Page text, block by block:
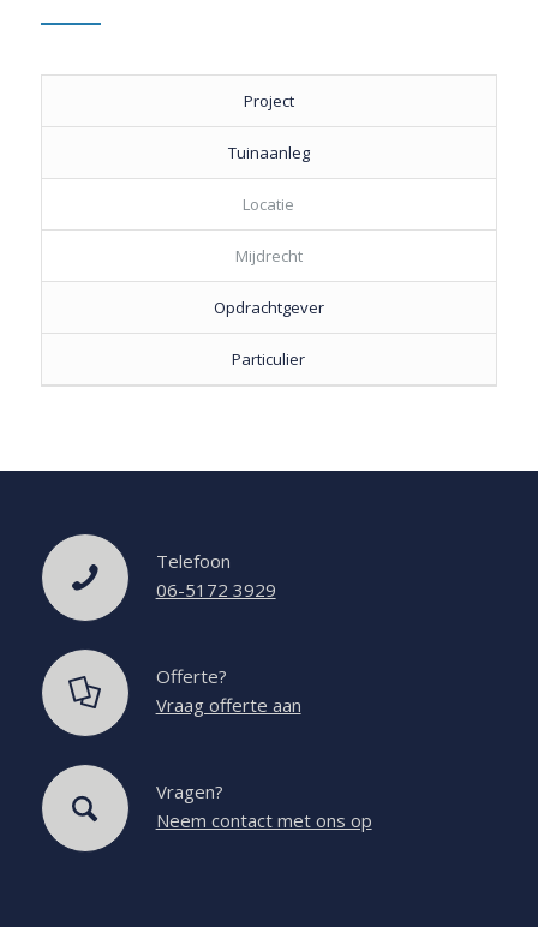
Project
Tuinaanleg
Locatie
Mijdrecht
Opdrachtgever
Particulier
Telefoon
06-5172 3929
Offerte?
Vraag offerte aan
Vragen?
Neem contact met ons op